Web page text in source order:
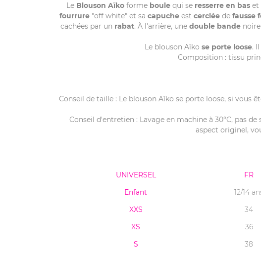
LeBlouson Aïkoforme boulequi seresserre en baset
fourrure"off white" et sa capucheest cercléede fausse
cachées par un rabat. À l'arrière, une double bandenoire
Le blouson Aïko se porte loose.
Composition : tissu
Conseil de taille : Le blouson Aïko se porte loose, si vous
Conseil d'entretien : Lavage en machine à 30°C, pas
aspect originel,
UNIVERSEL FR
Enfant
12/14
XXS
34
XS
36
S
38